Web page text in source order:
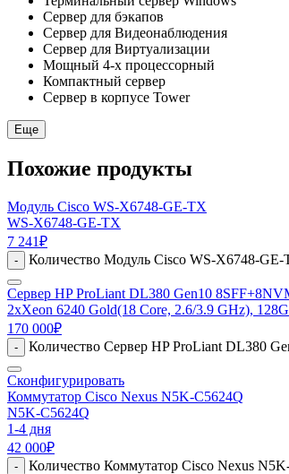
Сервер для бэкапов
Сервер для Видеонаблюдения
Сервер для Виртуализации
Мощный 4-х процессорный
Компактный сервер
Сервер в корпусе Tower
Еще
Похожие продукты
Модуль Cisco WS-X6748-GE-TX
WS-X6748-GE-TX
7 241₽
- Количество Модуль Cisco WS-X6748-GE-
Сервер HP ProLiant DL380 Gen10
2xXeon 6240 Gold(18 Core, 2.6/3.9 GHz),
170 000₽
- Количество Сервер HP ProLiant DL380
Сконфигурировать
Коммутатор Cisco Nexus N5K-C5624Q
N5K-C5624Q
1-4 дня
42 000₽
- Количество Коммутатор Cisco Nexus